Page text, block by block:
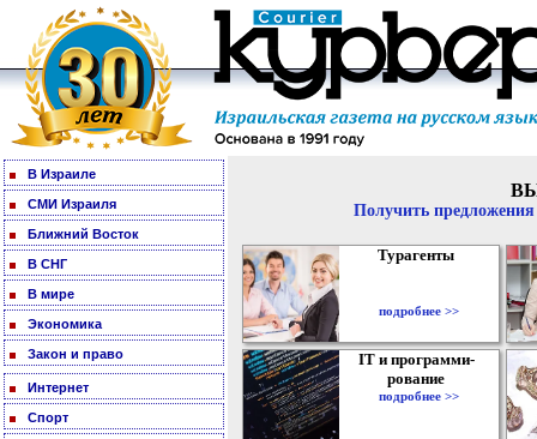
В Израиле
СМИ Израиля
Ближний Восток
В СНГ
В мире
Экономика
Закон и право
Интернет
Спорт
Получить
Турагенты
подробнее >>
IT и программи-
рование
подробнее >>